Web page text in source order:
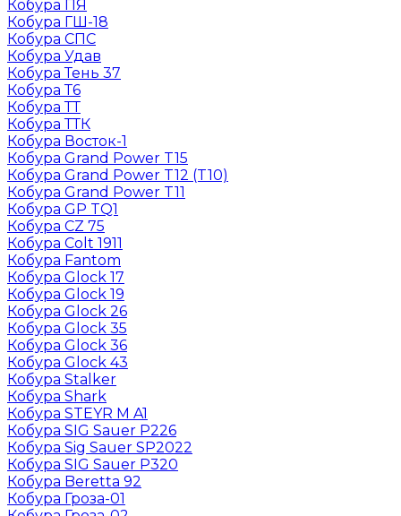
Кобура ПЯ
Кобура ГШ-18
Кобура СПС
Кобура Удав
Кобура Тень 37
Кобура Т6
Кобура ТТ
Кобура ТТК
Кобура Восток-1
Кобура Grand Power T15
Кобура Grand Power T12 (T10)
Кобура Grand Power T11
Кобура GP TQ1
Кобура CZ 75
Кобура Colt 1911
Кобура Fantom
Кобура Glock 17
Кобура Glock 19
Кобура Glock 26
Кобура Glock 35
Кобура Glock 36
Кобура Glock 43
Кобура Stalker
Кобура Shark
Кобура STEYR M A1
Кобура SIG Sauer P226
Кобура Sig Sauer SP2022
Кобура SIG Sauer P320
Кобура Beretta 92
Кобура Гроза-01